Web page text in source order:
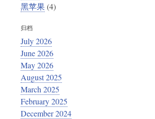
黑苹果(4)
归档
July 2026
June 2026
May 2026
August 2025
March 2025
February 2025
December 2024